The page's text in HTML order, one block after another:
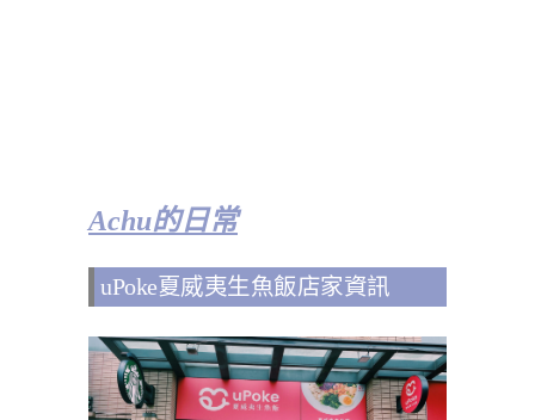
Achu的日常
uPoke夏威夷生魚飯店家資訊